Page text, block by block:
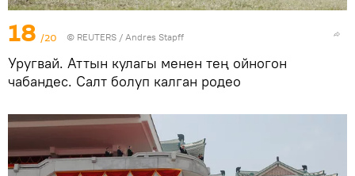
18 /20 © REUTERS / Andres Stapff
Уругвай. Аттын кулагы менен тең ойногон
чабандес. Салт болуп калган родео